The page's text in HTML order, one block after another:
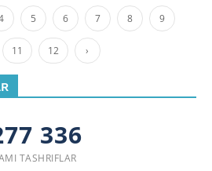
5 6 7 8 9
11 12 ›
336
TASHRIFLAR